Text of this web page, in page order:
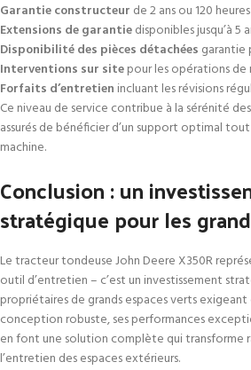
Garantie constructeur de 2 ans ou 120
Extensions de garantiedisponibles jusqu’à 5
Disponibilité des pièces détachées garantie
Interventions sur sitepour les opérations
Forfaits d’entretien incluant les révisions
Ce niveau de service contribue à la sérénité
assurés de bénéficier d’un support optimal
machine.
Conclusion : un
stratégique pour les
Le tracteur tondeuse John Deere X350R
outil d’entretien – c’est un investissement
propriétaires de grands espaces verts
conception robuste, ses performances
en font une solution complète qui transforme
l’entretien des espaces extérieurs.